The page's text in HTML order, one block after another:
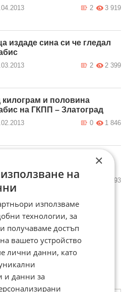
3 919
2
издаде сина си че гледал
2 399
2
килограм и половина
на ГКПП – Златоград
1 846
0
2 293
×
на
използваме
технологии, за
получаваме достъп
вашето устройство
лични данни, като
и данни за